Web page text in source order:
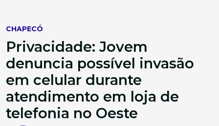
CHAPECÓ
Privacidade: Jovem
denuncia possível invasão
em celular durante
atendimento em loja de
telefonia no Oeste